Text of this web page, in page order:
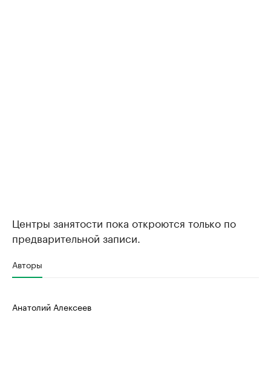
Центры занятости пока откроются только по
предварительной записи.
Авторы
Анатолий Алексеев